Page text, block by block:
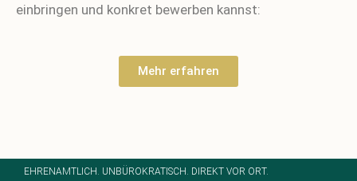
einbringen und konkret bewerben kannst:
Mehr erfahren
EHRENAMTLICH. UNBÜROKRATISCH. DIREKT VOR ORT.